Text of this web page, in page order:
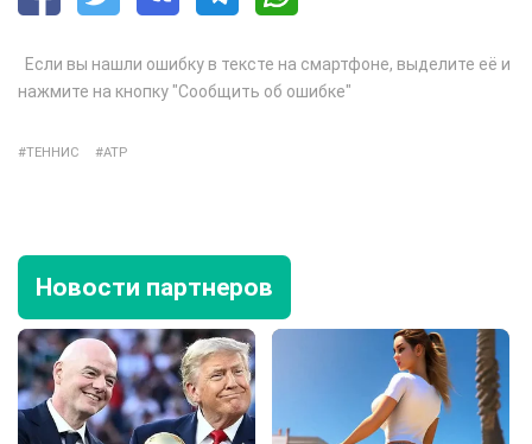
Если вы нашли ошибку в тексте на смартфоне, выделите её и
нажмите на кнопку "Сообщить об ошибке"
ТЕННИС ATP
Новости партнеров